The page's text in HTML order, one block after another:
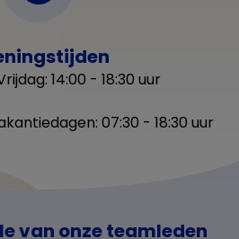
14:00 - 18:30 uur
07:30 - 18:30 uur
van onze teamleden